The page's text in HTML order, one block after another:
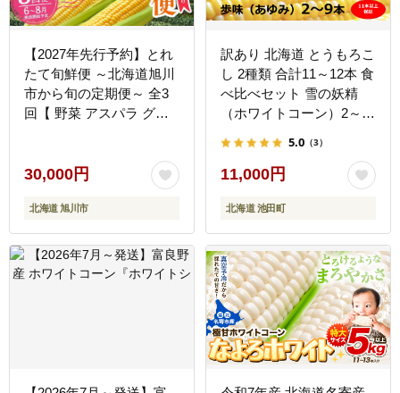
【2027年先行予約】とれ
たて旬鮮便 ～北海道旭川
市から旬の定期便～ 全3
回【 野菜 アスパラ グリ
もろこし 赤肉 メロン フ
ルーツ 果物 旭川市ふるさ
と納税 北海道ふるさと納
税 旭川市 北海道 お取り
寄せ 定期便 頒布会 冷蔵
配送 クール便 】 _01107
30,000円
北海道 旭川市
訳あり 北海道 とうもろこ
し 2種類 合計11～12本 食
べ比べセット 雪の妖精
（ホワイトコーン）2～9
カラー）2～9本 期間限定
数量限定 トウモロコシ
5.0 （3）
11,000円
北海道 池田町